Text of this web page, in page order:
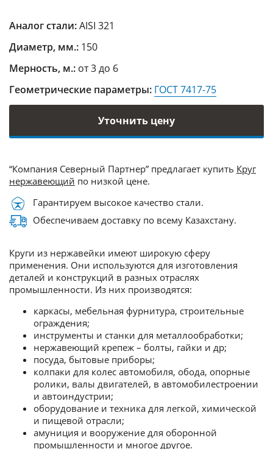
Аналог стали:AISI 321
Диаметр, мм.: 150
Мерность, м.: от 3 до 6
Геометрические параметры: ГОСТ 7417-75
Уточнить цену
“Компания Северный Партнер” предлагает купить Круг
нержавеющий по низкой цене.
Гарантируем высокое качество стали.
Обеспечиваем доставку по всему Казахстану.
Круги из нержавейки имеют широкую сферу
применения. Они используются для изготовления
деталей и конструкций в разных отраслях
промышленности. Из них производятся:
каркасы, мебельная фурнитура, строительные
ограждения;
инструменты и станки для металлообработки;
нержавеющий крепеж – болты, гайки и др;
посуда, бытовые приборы;
колпаки для колес автомобиля, обода, опорные
ролики, валы двигателей, в автомобилестроении
и автоиндустрии;
оборудование и техника для легкой, химической
и пищевой отрасли;
амуниция и вооружение для оборонной
промышленности и многое другое.